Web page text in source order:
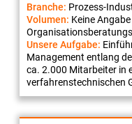
Branche: Prozess-
Volumen: Keine
Unsere Aufgabe:
Management entlang
ca. 2.000 Mitarbeiter in
verfahrenstechnischen